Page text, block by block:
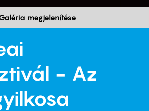
Galéria megjelenítése
- Az